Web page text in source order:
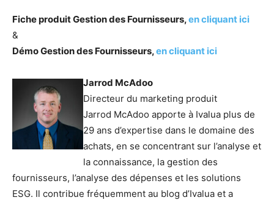
Fiche produit Gestion des Fournisseurs,en cliquant ici
&
Démo Gestion des Fournisseurs,en cliquant ici
Jarrod McAdoo
Directeur du marketing produit
Jarrod McAdoo apporte à Ivalua plus de
29 ans d’expertise dans le domaine des
achats, en se concentrant sur l’analyse et
la connaissance, la gestion des
fournisseurs, l’analyse des dépenses et les solutions
ESG. Il contribue fréquemment au blog d’Ivalua et a